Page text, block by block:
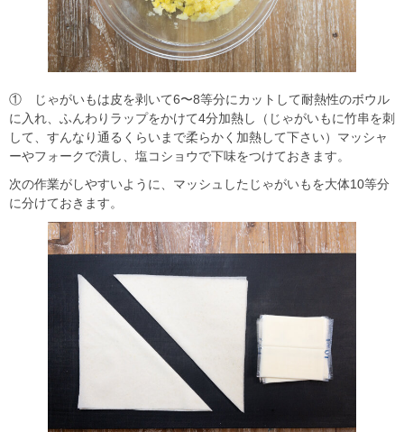
① じゃがいもは皮を剥いて6〜8等分にカットして耐熱性のボウル
に入れ、ふんわりラップをかけて4分加熱し（じゃがいもに竹串を刺
して、すんなり通るくらいまで柔らかく加熱して下さい）マッシャ
ーやフォークで潰し、塩コショウで下味をつけておきます。
次の作業がしやすいように、マッシュしたじゃがいもを大体10等分
に分けておきます。